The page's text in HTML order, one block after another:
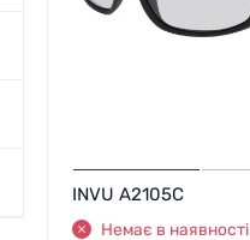
INVU A2105C
Немає в наявності